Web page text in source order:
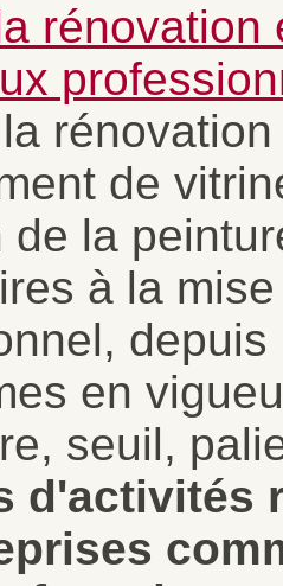
rénovation
de
de la
à la
en
seuil,
d'activités